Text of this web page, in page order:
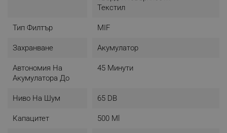
Текстил
Тип Филтър MIF
Захранване Акумулатор
Автономия На
Акумулатора До
45 Минути
Ниво На Шум 65 DB
Капацитет 500 Ml